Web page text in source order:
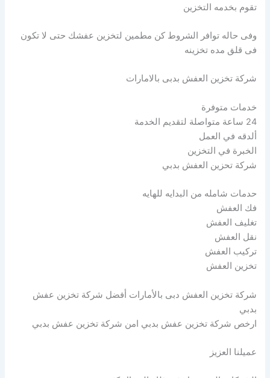
تقوم بخدمه التخزين
وفى حاله توافر الشروط كن مطمين لتخزين عفشك حتى لا تكون
فى قلق مده تخزينه
شركة تخزين العفش بدبى بالامارات
خدمات متوفرة
24 ساعة متواصلة لتقديم الخدمة
ألدقه في العمل
الخبرة في التخزين
شركة تحزين العفش بدبي
حدمات شامله من البدايه للهايه
فك العفش
تغليف العفش
نقل العفش
تركيب العفش
تخزين العفش
شركة تخزين العفش دبى بالأمارات أفضل شركة تخزين عفش
بدبي
ارخص شركة تخزين عفش بدبي امن شركة تخزين عفش بدبي
عميلنا العزيز